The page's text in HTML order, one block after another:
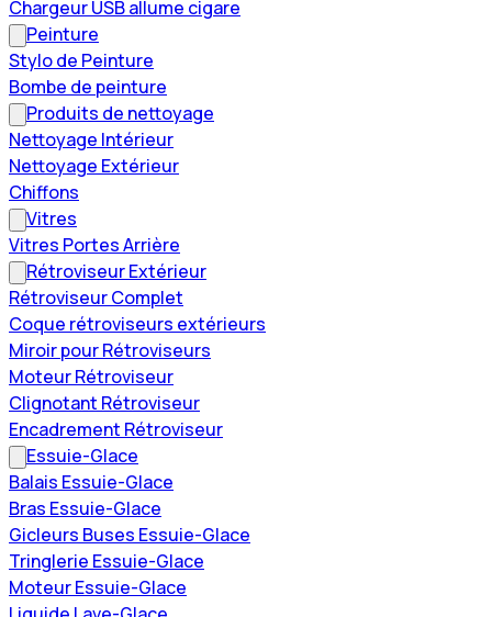
Chargeur USB allume cigare
Peinture
Stylo de Peinture
Bombe de peinture
Produits de nettoyage
Nettoyage Intérieur
Nettoyage Extérieur
Chiffons
Vitres
Vitres Portes Arrière
Rétroviseur Extérieur
Rétroviseur Complet
Coque rétroviseurs extérieurs
Miroir pour Rétroviseurs
Moteur Rétroviseur
Clignotant Rétroviseur
Encadrement Rétroviseur
Essuie-Glace
Balais Essuie-Glace
Bras Essuie-Glace
Gicleurs Buses Essuie-Glace
Tringlerie Essuie-Glace
Moteur Essuie-Glace